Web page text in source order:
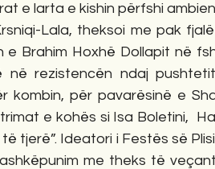
e larta e kishin përfshi
Lala, theksoi me pak
e Brahim Hoxhë Dollapit në
rezistencën ndaj
kombin, për pavarësinë e
e kohës si Isa Boletini,
tjerë”. Ideatori i Festës së
me theks të